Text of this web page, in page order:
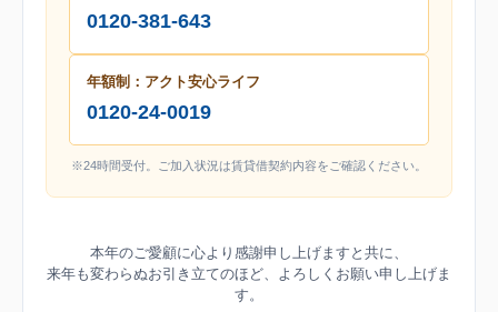
0120-381-643
年額制：アクト安心ライフ
0120-24-0019
※24時間受付。ご加入状況は賃貸借契約内容をご確認ください。
本年のご愛顧に心より感謝申し上げますと共に、
来年も変わらぬお引き立てのほど、よろしくお願い申し上げま
す。